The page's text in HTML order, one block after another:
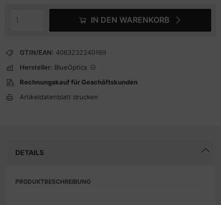
IN DEN WARENKORB
GTIN/EAN: 4063232240169
Hersteller: BlueOptics
Rechnungskauf für Geschäftskunden
Artikeldatenblatt drucken
DETAILS
PRODUKTBESCHREIBUNG